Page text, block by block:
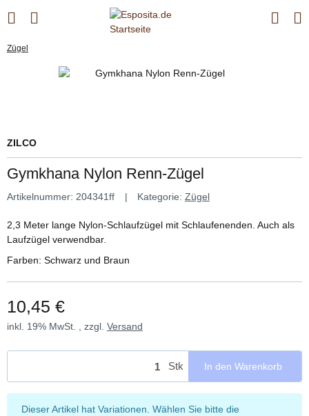
Zügel
ZILCO
Gymkhana Nylon Renn-Zügel
Artikelnummer: 204341ff Kategorie: Zügel
2,3 Meter lange Nylon-Schlaufzügel mit Schlaufenenden. Auch als
Laufzügel verwendbar.
Farben: Schwarz und Braun
10,45 €
inkl. 19% MwSt. , zzgl. Versand
Stk In den Warenkorb
x
Dieser Artikel hat Variationen. Wählen Sie bitte die